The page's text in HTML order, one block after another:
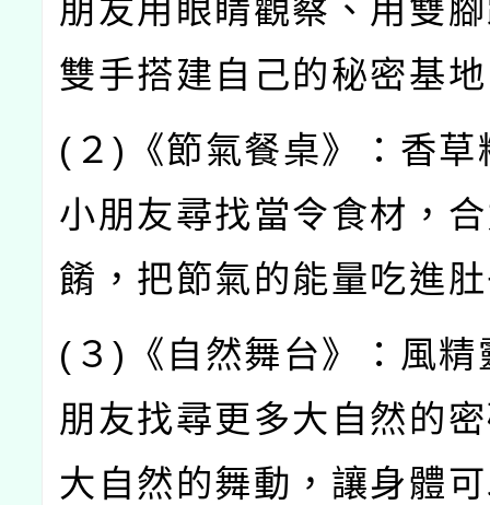
朋友用眼睛觀察、用雙
雙手搭建自己的秘密基
( ２) 《節氣餐桌》：香
小朋友尋找當令食材，
餚，把節氣的能量吃進
( ３) 《自然舞台》：風
朋友找尋更多大自然的
大自然的舞動，讓身體